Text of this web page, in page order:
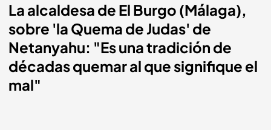
La alcaldesa de El Burgo (Málaga),
sobre 'la Quema de Judas' de
Netanyahu: "Es una tradición de
décadas quemar al que signifique el
mal"